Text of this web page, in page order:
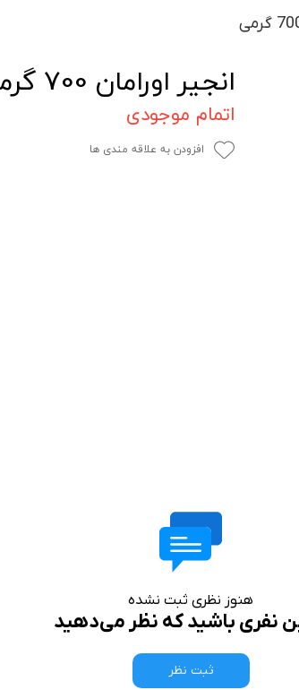
انجیر اورامان 700 گرمی
اتمام موجودی
افزودن به علاقه مندی ها
هنوز نظری ثبت نشده
نفری باشید که نظر می‌دهید
ثبت نظر